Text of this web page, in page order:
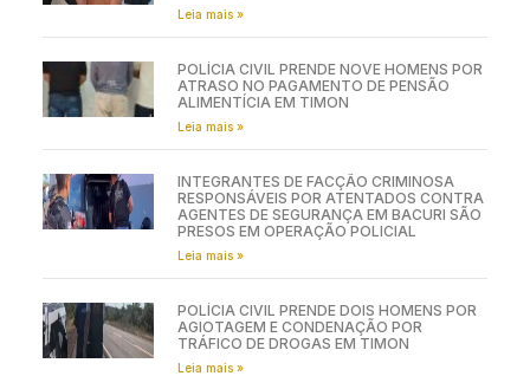
Leia mais »
POLÍCIA CIVIL PRENDE NOVE HOMENS POR
ATRASO NO PAGAMENTO DE PENSÃO
ALIMENTÍCIA EM TIMON
Leia mais »
INTEGRANTES DE FACÇÃO CRIMINOSA
RESPONSÁVEIS POR ATENTADOS CONTRA
AGENTES DE SEGURANÇA EM BACURI SÃO
PRESOS EM OPERAÇÃO POLICIAL
Leia mais »
POLÍCIA CIVIL PRENDE DOIS HOMENS POR
AGIOTAGEM E CONDENAÇÃO POR
TRÁFICO DE DROGAS EM TIMON
Leia mais »